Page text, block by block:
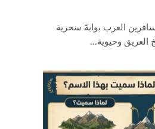
العرب بوابةً سحرية
العريق وحيوية…